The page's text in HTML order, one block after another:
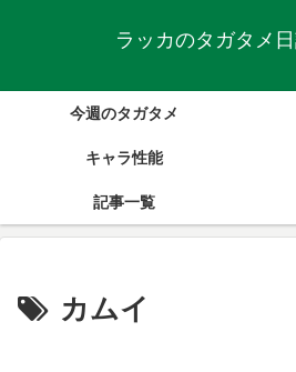
ラッカのタガタメ日
今週のタガタメ
キャラ性能
記事一覧
カムイ